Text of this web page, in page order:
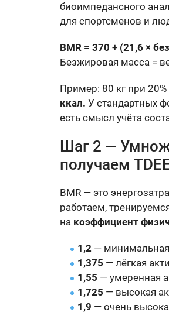
биоимпедансного
для спортсменов и
BMR = 370 + (21,6 ×
Безжировая масса =
Пример: 80 кг при
ккал. У стандартных
есть смысл учёта
Шаг 2 —
получаем
BMR — это
работаем,
на коэффициент
1,2 — минимальная
1,375 — лёгкая
1,55 — умеренная
1,725 — высокая
1,9 — очень